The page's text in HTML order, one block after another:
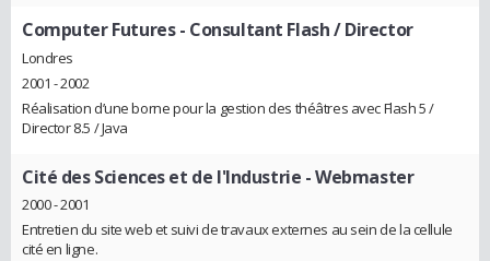
Computer Futures- Consultant Flash / Director
Londres
2001 - 2002
Réalisation d’une borne pour la gestion des théâtres avec Flash 5 /
Director 8.5 / Java
Cité des Sciences et de l'Industrie - Webmaster
2000 - 2001
Entretien du site web et suivi de travaux externes au sein de la cellule
cité en ligne.